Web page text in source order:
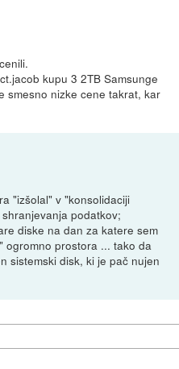
kupu 3 2TB Samsunge
smesno nizke cene takrat, kar
"izšolal" v "konsolidaciji
podatkov;
diske na dan za katere sem
ogromno prostora ... tako da
sistemski disk, ki je pač nujen